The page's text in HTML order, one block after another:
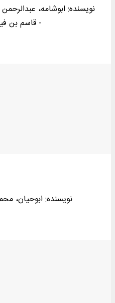
نویسنده: ابوشامه،
قاسم بن فیره - محقق: عوض، ابراهیم عطوه -
نویسنده: ابوحیان،